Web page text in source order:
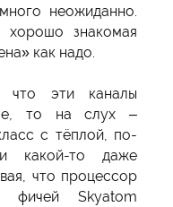
неожиданно.
знакомая
как надо.
что эти каналы
то на слух –
с тёплой, по-
какой-то даже
что процессор
фичей Skyatom